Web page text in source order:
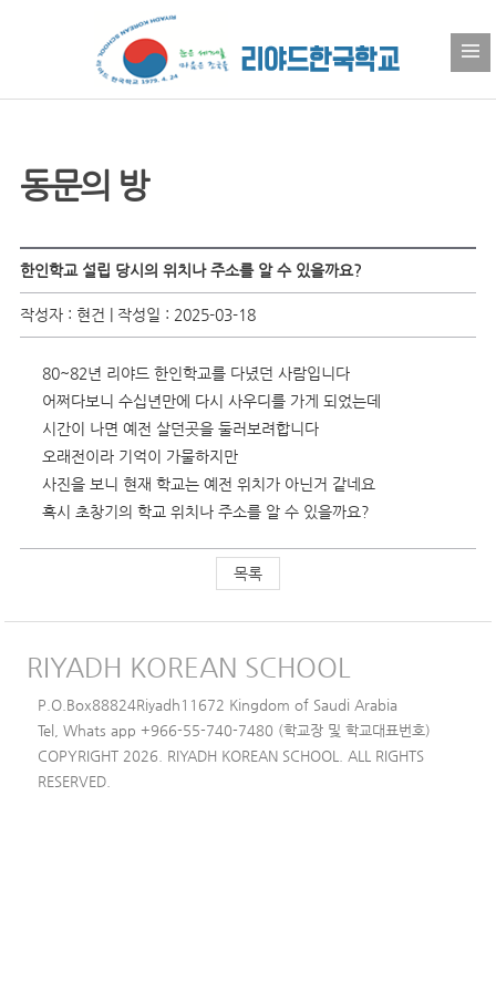
동문의 방
한인학교 설립 당시의 위치나 주소를 알 수 있을까요?
작성자 : 현건 | 작성일 : 2025-03-18
80~82년 리야드 한인학교를 다녔던 사람입니다
어쩌다보니 수십년만에 다시 사우디를 가게 되었는데
시간이 나면 예전 살던곳을 둘러보려합니다
오래전이라 기억이 가물하지만
사진을 보니 현재 학교는 예전 위치가 아닌거 같네요
혹시 초창기의 학교 위치나 주소를 알 수 있을까요?
목록
RIYADH KOREAN SCHOOL
P.O.Box88824Riyadh11672 Kingdom of Saudi Arabia
Tel, Whats app +966-55-740-7480 (학교장 및 학교대표번호)
COPYRIGHT 2026. RIYADH KOREAN SCHOOL. ALL RIGHTS
RESERVED.